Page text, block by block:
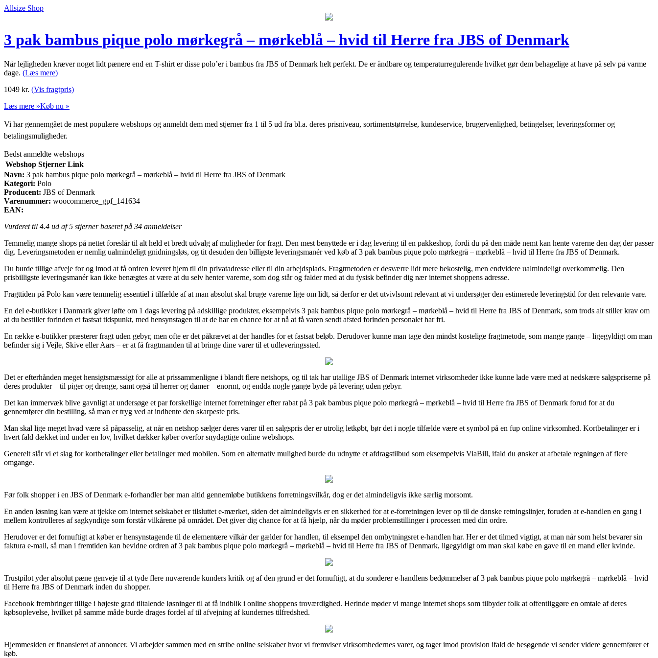
Allsize Shop
3 pak bambus pique polo mørkegrå – mørkeblå – hvid til Herre fra JBS of Denmark
Når lejligheden kræver noget lidt pænere end en T-shirt er disse polo’er i bambus fra JBS of Denmark helt perfekt. De er åndbare og temperaturregulerende hvilket gør dem behagelige at have på selv på varme
dage. (Læs mere)
1049 kr. (Vis fragtpris)
Læs mere »Køb nu »
Vi har gennemgået de mest populære webshops og anmeldt dem med stjerner fra 1 til 5 ud fra bl.a. deres prisniveau, sortimentstørrelse, kundeservice, brugervenlighed, betingelser, leveringsformer og
betalingsmuligheder.
Bedst anmeldte webshops
Webshop Stjerner Link
Navn: 3 pak bambus pique polo mørkegrå – mørkeblå – hvid til Herre fra JBS of Denmark
Kategori: Polo
Producent: JBS of Denmark
Varenummer: woocommerce_gpf_141634
EAN:
Vurderet til 4.4 ud af 5 stjerner baseret på 34 anmeldelser
Temmelig mange shops på nettet foreslår til alt held et bredt udvalg af muligheder for fragt. Den mest benyttede er i dag levering til en pakkeshop, fordi du på den måde nemt kan hente varerne den dag der passer
dig. Leveringsmetoden er nemlig ualmindeligt gnidningsløs, og tit desuden den billigste leveringsmanér ved køb af 3 pak bambus pique polo mørkegrå – mørkeblå – hvid til Herre fra JBS of Denmark.
Du burde tillige afveje for og imod at få ordren leveret hjem til din privatadresse eller til din arbejdsplads. Fragtmetoden er desværre lidt mere bekostelig, men endvidere ualmindeligt overkommelig. Den
prisbilligste leveringsmanér kan ikke benægtes at være at du selv henter varerne, som dog står og falder med at du fysisk befinder dig nær internet shoppens adresse.
Fragttiden på Polo kan være temmelig essentiel i tilfælde af at man absolut skal bruge varerne lige om lidt, så derfor er det utvivlsomt relevant at vi undersøger den estimerede leveringstid for den relevante vare.
En del e-butikker i Danmark giver løfte om 1 dags levering på adskillige produkter, eksempelvis 3 pak bambus pique polo mørkegrå – mørkeblå – hvid til Herre fra JBS of Denmark, som trods alt stiller krav om
at du bestiller forinden et fastsat tidspunkt, med hensynstagen til at de har en chance for at nå at få varen sendt afsted forinden personalet har fri.
En række e-butikker præsterer fragt uden gebyr, men ofte er det påkrævet at der handles for et fastsat beløb. Derudover kunne man tage den mindst kostelige fragtmetode, som mange gange – ligegyldigt om man
befinder sig i Vejle, Skive eller Aars – er at få fragtmanden til at bringe dine varer til et udleveringssted.
Det er efterhånden meget hensigtsmæssigt for alle at prissammenligne i blandt flere netshops, og til tak har utallige JBS of Denmark internet virksomheder ikke kunne lade være med at nedskære salgspriserne på
deres produkter – til piger og drenge, samt også til herrer og damer – enormt, og endda nogle gange byde på levering uden gebyr.
Det kan immervæk blive gavnligt at undersøge et par forskellige internet forretninger efter rabat på 3 pak bambus pique polo mørkegrå – mørkeblå – hvid til Herre fra JBS of Denmark forud for at du
gennemfører din bestilling, så man er tryg ved at indhente den skarpeste pris.
Man skal lige meget hvad være så påpasselig, at når en netshop sælger deres varer til en salgspris der er utrolig letkøbt, bør det i nogle tilfælde være et symbol på en fup online virksomhed. Kortbetalinger er i
hvert fald dækket ind under en lov, hvilket dækker køber overfor snydagtige online webshops.
Generelt slår vi et slag for kortbetalinger eller betalinger med mobilen. Som en alternativ mulighed burde du udnytte et afdragstilbud som eksempelvis ViaBill, ifald du ønsker at afbetale regningen af flere
omgange.
Før folk shopper i en JBS of Denmark e-forhandler bør man altid gennemløbe butikkens forretningsvilkår, dog er det almindeligvis ikke særlig morsomt.
En anden løsning kan være at tjekke om internet selskabet er tilsluttet e-mærket, siden det almindeligvis er en sikkerhed for at e-forretningen lever op til de danske retningslinjer, foruden at e-handlen en gang i
mellem kontrolleres af sagkyndige som forstår vilkårene på området. Det giver dig chance for at få hjælp, når du møder problemstillinger i processen med din ordre.
Herudover er det fornuftigt at køber er hensynstagende til de elementære vilkår der gælder for handlen, til eksempel den ombytningsret e-handlen har. Her er det tilmed vigtigt, at man når som helst bevarer sin
faktura e-mail, så man i fremtiden kan bevidne ordren af 3 pak bambus pique polo mørkegrå – mørkeblå – hvid til Herre fra JBS of Denmark, ligegyldigt om man skal købe en gave til en mand eller kvinde.
Trustpilot yder absolut pæne genveje til at tyde flere nuværende kunders kritik og af den grund er det fornuftigt, at du sonderer e-handlens bedømmelser af 3 pak bambus pique polo mørkegrå – mørkeblå – hvid
til Herre fra JBS of Denmark inden du shopper.
Facebook frembringer tillige i højeste grad tiltalende løsninger til at få indblik i online shoppens troværdighed. Herinde møder vi mange internet shops som tilbyder folk at offentliggøre en omtale af deres
købsoplevelse, hvilket på samme måde burde drages fordel af til afvejning af kundernes tilfredshed.
Hjemmesiden er finansieret af annoncer. Vi arbejder sammen med en stribe online selskaber hvor vi fremviser virksomhedernes varer, og tager imod provision ifald de besøgende vi sender videre gennemfører et
køb.